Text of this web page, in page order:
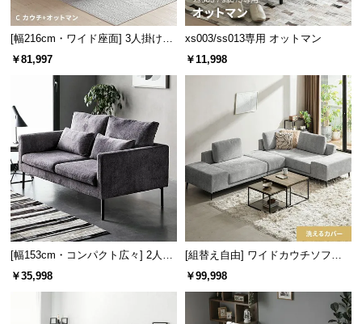
い
て
保
い
て
会
員
規
約
に
[幅216cm・ワイド座面] 3人掛けカ
ウチソファ ブラックスチール脚 フ
￥81,997
xs003/ss013専用 オットマン
￥11,998
[幅153cm・コンパクト広々] 2人掛
けモダンソファ ブラックスチール
￥35,998
[組替え自由] ワイドカウチソファ
セット
￥99,998